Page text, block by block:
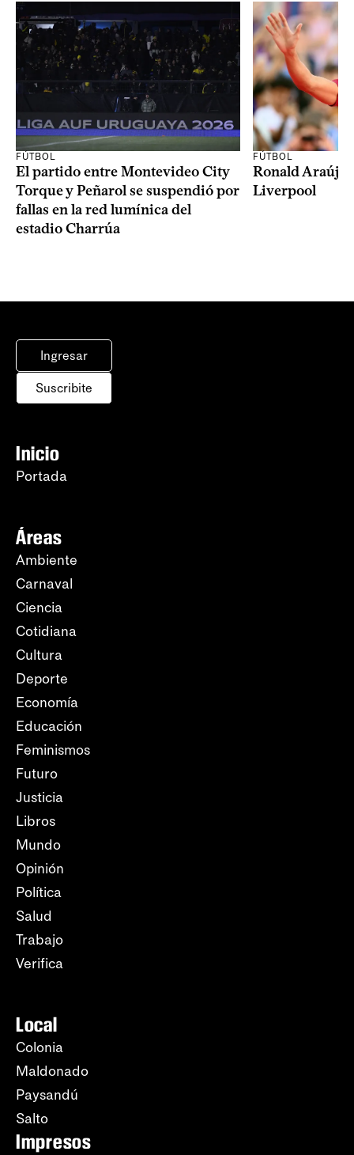
FÚTBOL
El partido entre Montevideo City
Torque y Peñarol se suspendió por
fallas en la red lumínica del
estadio Charrúa
FÚTBOL
Ronald Araújo
Liverpool
Ingresar
Suscribite
Inicio
Portada
Áreas
Ambiente
Carnaval
Ciencia
Cotidiana
Cultura
Deporte
Economía
Educación
Feminismos
Futuro
Justicia
Libros
Mundo
Opinión
Política
Salud
Trabajo
Verifica
Local
Colonia
Maldonado
Paysandú
Salto
Impresos